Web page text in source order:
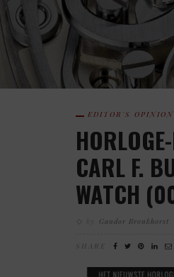
EDITOR'S OPINION
CARL F.
WATCH
Gandor Bronkhorst
SHARE